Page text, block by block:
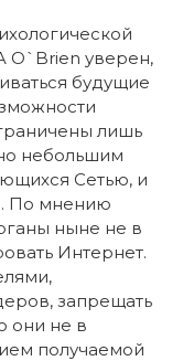
O`Brien уверен,
будущие
лишь
небольшим
Сетью, и
По мнению
ныне не в
Интернет.
запрещать
они не в
получаемой